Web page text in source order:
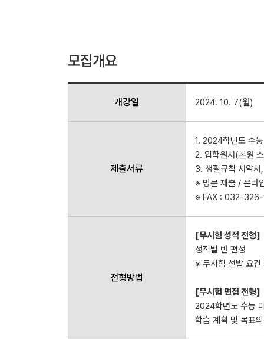
모집개요
개강일 2024. 10. 7(월)
제출서류
1. 2024학년도 수
2. 입학원서(본원
3. 생활규칙 서약서
※ 방문 제출 / 온라
※ FAX : 032-326-
전형방법
[무시험 성적 전형]
성적별 반 편성
※ 무시험 선발 요건
[무시험 면접 전형]
2024학년도 수능
학습 계획 및 목표